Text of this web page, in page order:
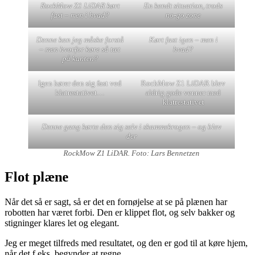
RockMow Z1 LiDAR kørt
fast – men i hvad?
En kendt situation, trods
no-go zone
Denne kan jeg måske forstå
– men hvorfor køre så tæt
på kanten?
Kørt fast igen – men i
hvad?
Igen kører den sig fast ved
klatrestativet…
RockMow Z1 LiDAR blev
aldrig gode venner med
klatrestativet
Denne gang kørte den sig selv i skammekrogen – og blev
der
RockMow Z1 LiDAR. Foto: Lars Bennetzen
Flot plæne
Når det så er sagt, så er det en fornøjelse at se på plænen har
robotten har været forbi. Den er klippet flot, og selv bakker og
stigninger klares let og elegant.
Jeg er meget tilfreds med resultatet, og den er god til at køre hjem,